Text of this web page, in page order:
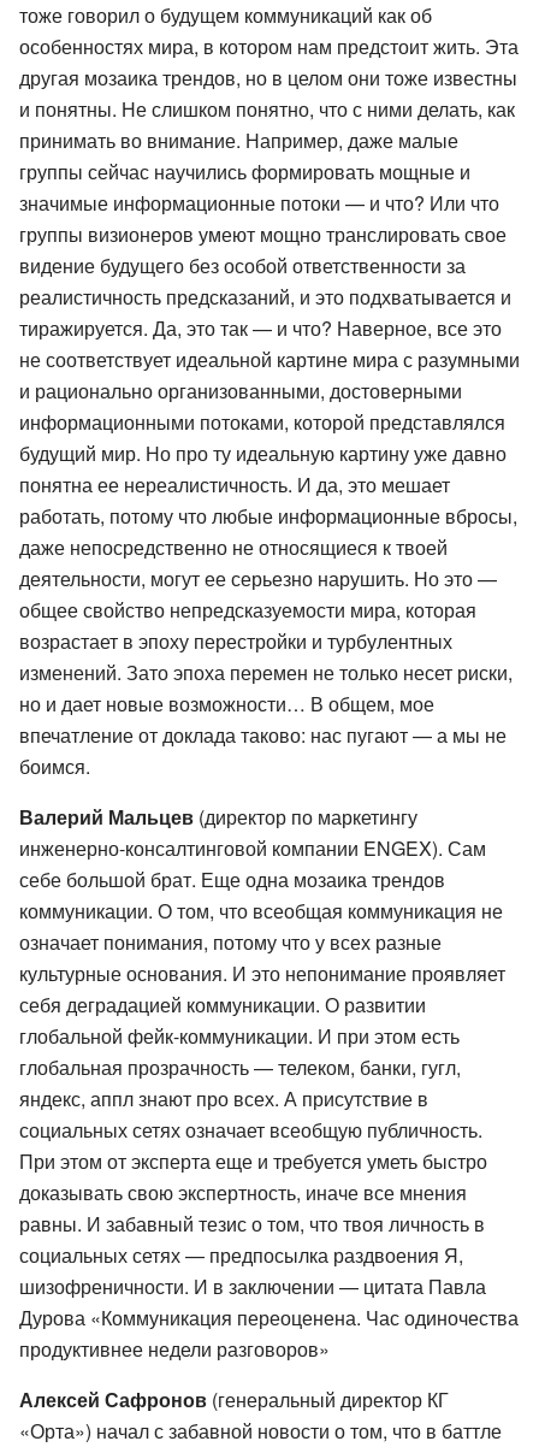
тоже говорил о будущем коммуникаций как об
особенностях мира, в котором нам предстоит жить. Эта
другая мозаика трендов, но в целом они тоже известны
и понятны. Не слишком понятно, что с ними делать, как
принимать во внимание. Например, даже малые
группы сейчас научились формировать мощные и
значимые информационные потоки — и что? Или что
группы визионеров умеют мощно транслировать свое
видение будущего без особой ответственности за
реалистичность предсказаний, и это подхватывается и
тиражируется. Да, это так — и что? Наверное, все это
не соответствует идеальной картине мира с разумными
и рационально организованными, достоверными
информационными потоками, которой представлялся
будущий мир. Но про ту идеальную картину уже давно
понятна ее нереалистичность. И да, это мешает
работать, потому что любые информационные вбросы,
даже непосредственно не относящиеся к твоей
деятельности, могут ее серьезно нарушить. Но это —
общее свойство непредсказуемости мира, которая
возрастает в эпоху перестройки и турбулентных
изменений. Зато эпоха перемен не только несет риски,
но и дает новые возможности… В общем, мое
впечатление от доклада таково: нас пугают — а мы не
боимся.
Валерий Мальцев (директор по маркетингу
инженерно-консалтинговой компании ENGEX). Сам
себе большой брат. Еще одна мозаика трендов
коммуникации. О том, что всеобщая коммуникация не
означает понимания, потому что у всех разные
культурные основания. И это непонимание проявляет
себя деградацией коммуникации. О развитии
глобальной фейк-коммуникации. И при этом есть
глобальная прозрачность — телеком, банки, гугл,
яндекс, аппл знают про всех. А присутствие в
социальных сетях означает всеобщую публичность.
При этом от эксперта еще и требуется уметь быстро
доказывать свою экспертность, иначе все мнения
равны. И забавный тезис о том, что твоя личность в
социальных сетях — предпосылка раздвоения Я,
шизофреничности. И в заключении — цитата Павла
Дурова «Коммуникация переоценена. Час одиночества
продуктивнее недели разговоров»
Алексей Сафронов (генеральный директор КГ
«Орта») начал с забавной новости о том, что в баттле